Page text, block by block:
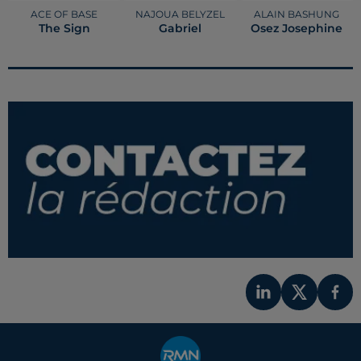
ACE OF BASE
The Sign
NAJOUA BELYZEL
Gabriel
ALAIN BASHUNG
Osez Josephine